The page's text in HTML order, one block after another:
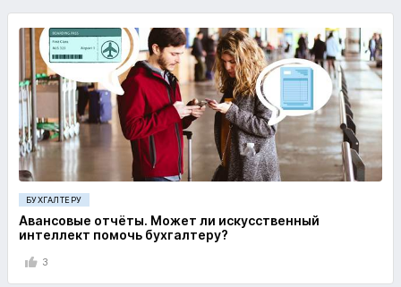
БУХГАЛТЕРУ
Авансовые отчёты. Может ли искусственный
интеллект помочь бухгалтеру?
3